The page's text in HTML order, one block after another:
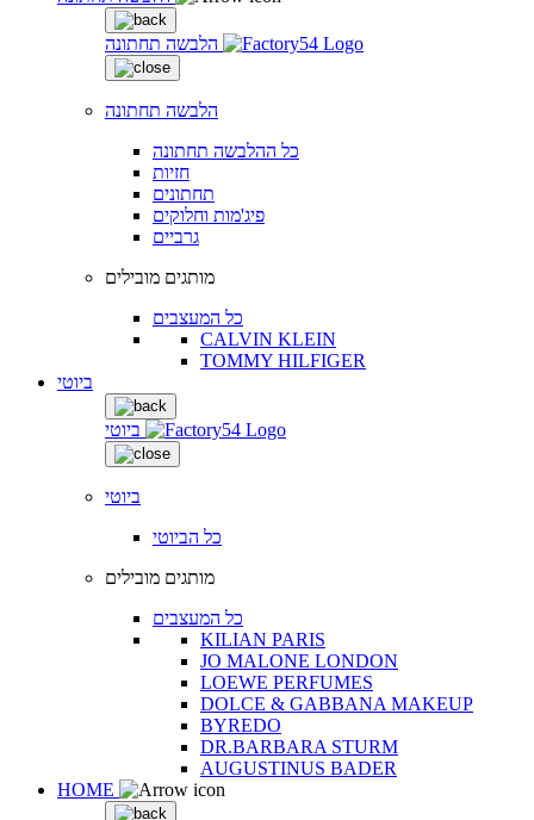
הלבשה תחתונה
הלבשה תחתונה
כל ההלבשה תחתונה
חזיות
תחתונים
פיג'מות וחלוקים
גרביים
מותגים מובילים
כל המעצבים
CALVIN KLEIN
TOMMY HILFIGER
ביוטי
ביוטי
ביוטי
כל הביוטי
מותגים מובילים
כל המעצבים
KILIAN PARIS
JO MALONE LONDON
LOEWE PERFUMES
DOLCE & GABBANA MAKEUP
BYREDO
DR.BARBARA STURM
AUGUSTINUS BADER
HOME